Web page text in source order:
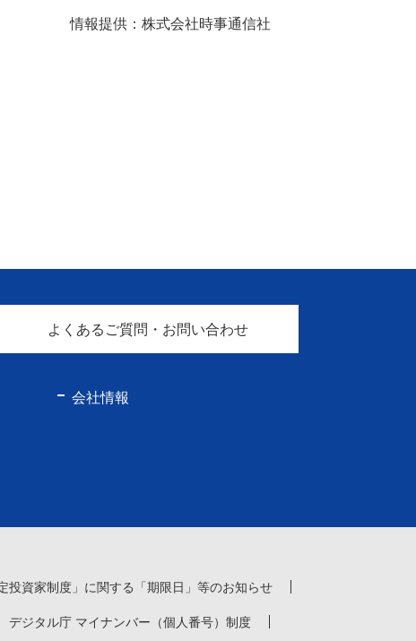
情報提供：株式会社時事通信社
よくあるご質問・お問い合わせ
会社情報
投資家制度」に関する「期限日」等のお知らせ
デジタル庁 マイナンバー（個人番号）制度